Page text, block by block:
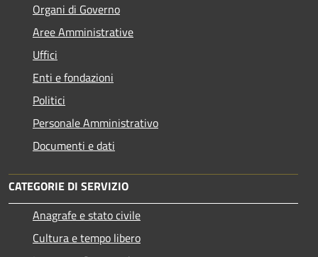
Organi di Governo
Aree Amministrative
Uffici
Enti e fondazioni
Politici
Personale Amministrativo
Documenti e dati
CATEGORIE DI SERVIZIO
Anagrafe e stato civile
Cultura e tempo libero